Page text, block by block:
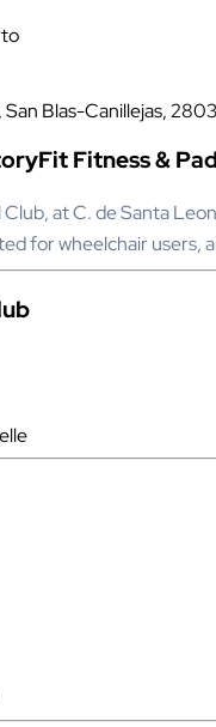
Blas-Canillejas,
Fitness &
at C. de Santa
for wheelchair users,